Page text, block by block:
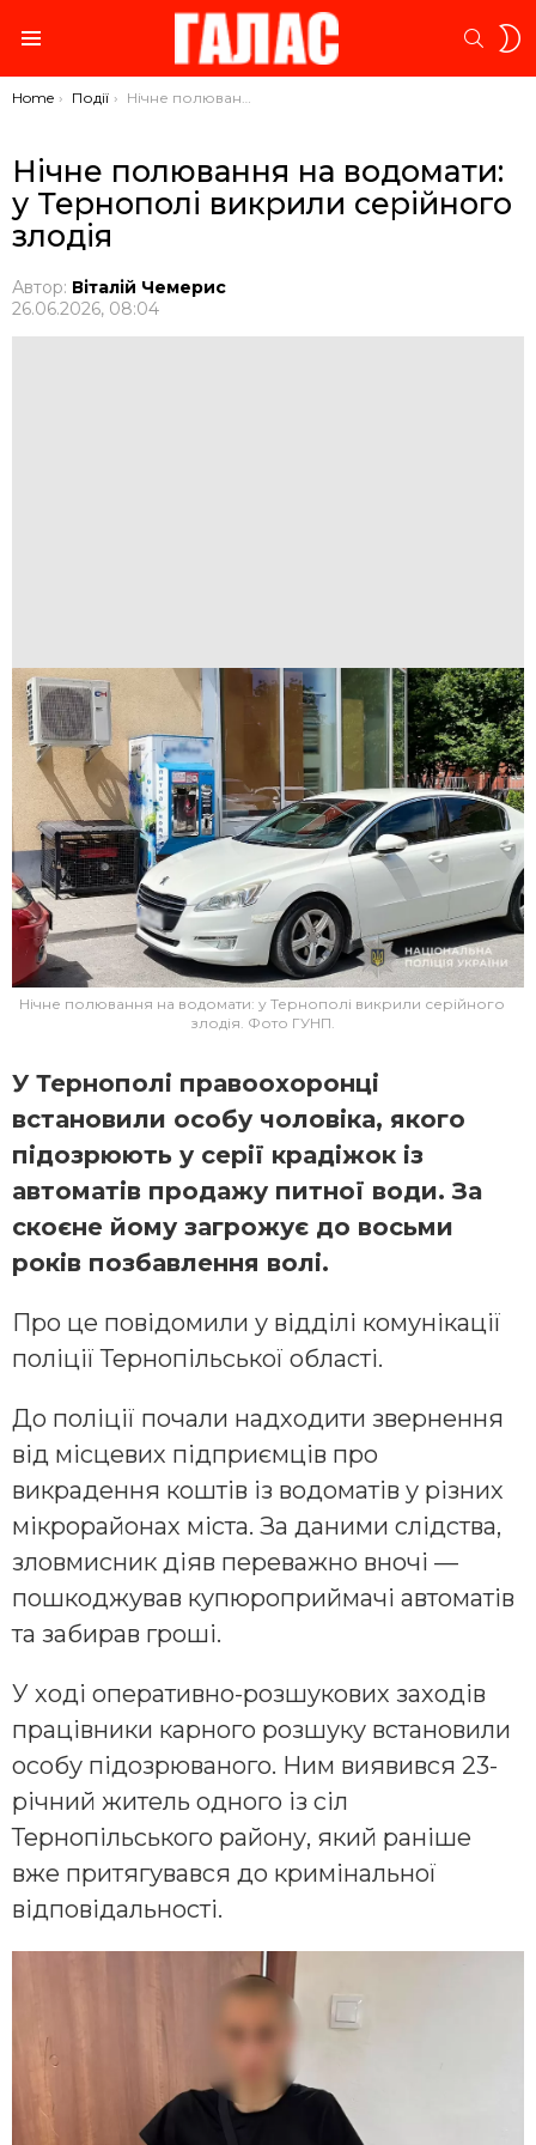
You are here:
Home Події Нічне полювання на водомати: у Тернополі викрили серійного злодія
Нічне полювання на водомати:
у Тернополі викрили серійного
злодія
Автор: Віталій Чемерис
26.06.2026, 08:04
Нічне полювання на водомати: у Тернополі викрили серійного
злодія. Фото ГУНП.
У Тернополі правоохоронці
встановили особу чоловіка, якого
підозрюють у серії крадіжок із
автоматів продажу питної води. За
скоєне йому загрожує до восьми
років позбавлення волі.
Про це повідомили у відділі комунікації
поліції Тернопільської області.
До поліції почали надходити звернення
від місцевих підприємців про
викрадення коштів із водоматів у різних
мікрорайонах міста. За даними слідства,
зловмисник діяв переважно вночі —
пошкоджував купюроприймачі автоматів
та забирав гроші.
У ході оперативно-розшукових заходів
працівники карного розшуку встановили
особу підозрюваного. Ним виявився 23-
річний житель одного із сіл
Тернопільського району, який раніше
вже притягувався до кримінальної
відповідальності.